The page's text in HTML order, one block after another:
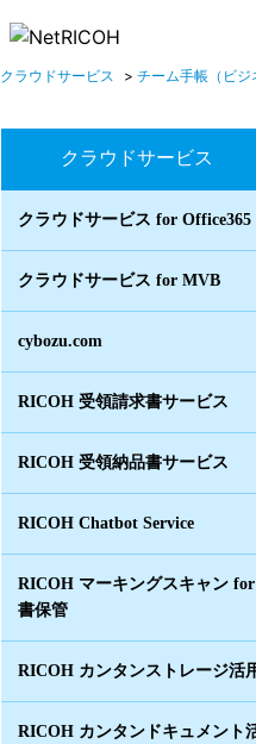
クラウドサービス > チーム手帳（ビジ
クラウドサービス
クラウドサービス for Office365
クラウドサービス for MVB
cybozu.com
RICOH 受領請求書サービス
RICOH 受領納品書サービス
RICOH Chatbot Service
RICOH マーキングスキャン
書保管
RICOH カンタンストレージ活
RICOH カンタンドキュメント